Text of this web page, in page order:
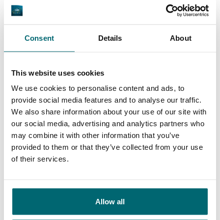
Consent Details About
This website uses cookies
We use cookies to personalise content and ads, to
provide social media features and to analyse our traffic.
We also share information about your use of our site with
our social media, advertising and analytics partners who
may combine it with other information that you’ve
provided to them or that they’ve collected from your use
of their services.
Allow all
Faciliteiten
visvakanties bij The Carp Specialist. Bas staat
altijd voor je klaar en denkt graag met je mee
9,4
Ons aanbod Begeleiding